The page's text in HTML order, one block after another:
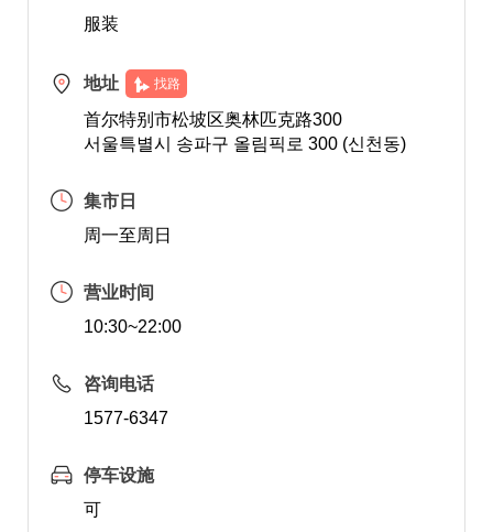
服装
地址 找路
首尔特别市松坡区奥林匹克路300
서울특별시 송파구 올림픽로 300 (신천동)
集市日
周一至周日
营业时间
10:30~22:00
咨询电话
1577-6347
停车设施
可